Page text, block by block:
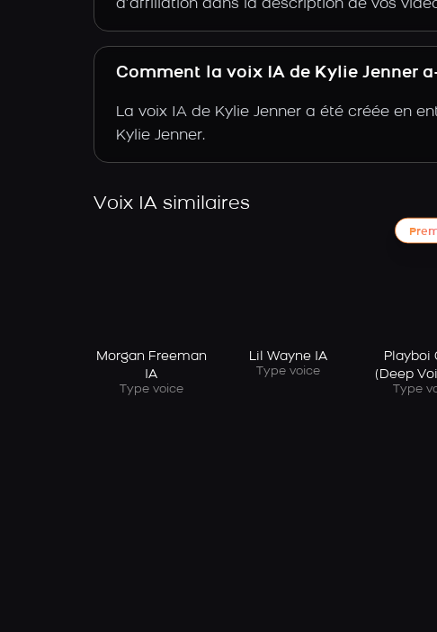
d’affiliation dans la description de vos
Comment la voix IA de Kylie Jenner
La voix IA de Kylie Jenner a été créée en
Kylie Jenner.
Voix IA similaires
Morgan Freeman
IA
Type voice
Lil Wayne IA
Type voice
Playboi
(Deep
Type